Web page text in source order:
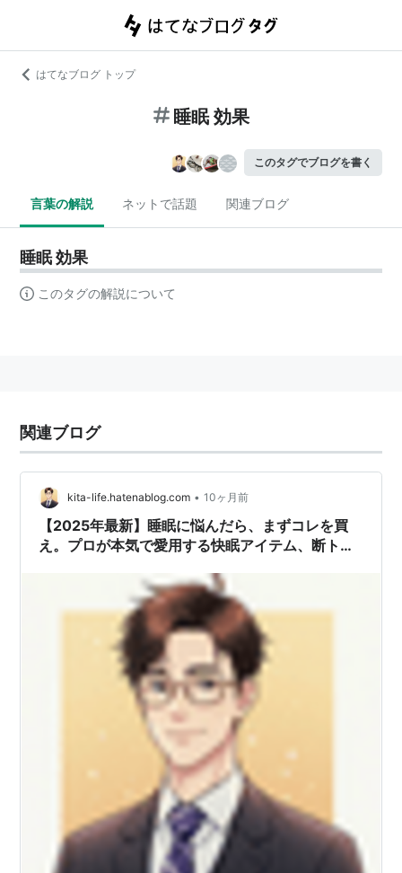
はてなブログ トップ
睡眠 効果
このタグでブログを書く
言葉の解説 ネットで話題 関連ブログ
睡眠 効果
このタグの解説について
関連ブログ
kita-life.hatenablog.com • 10ヶ月前
【2025年最新】睡眠に悩んだら、まずコレを買
え。プロが本気で愛用する快眠アイテム、断トツ